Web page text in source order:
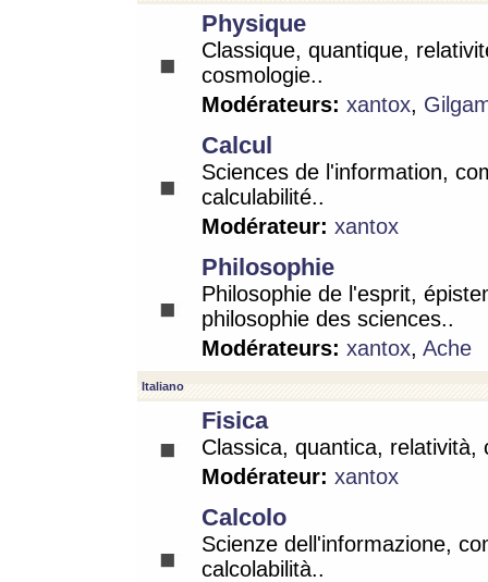
Physique
Classique, quantique,
cosmologie..
Modérateurs: xantox,
Calcul
Sciences de l'information,
calculabilité..
Modérateur: xantox
Philosophie
Philosophie de l'esprit,
philosophie des sciences..
Modérateurs: xantox, Ache
Italiano
Fisica
Classica, quantica, relatività,
Modérateur: xantox
Calcolo
Scienze dell'informazione,
calcolabilità..